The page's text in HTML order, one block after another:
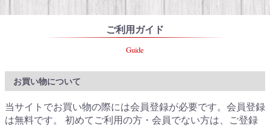
ご利用ガイド
Guide
お買い物について
当サイトでお買い物の際には会員登録が必要です。会員登録
は無料です。 初めてご利用の方・会員でない方は、ご登録